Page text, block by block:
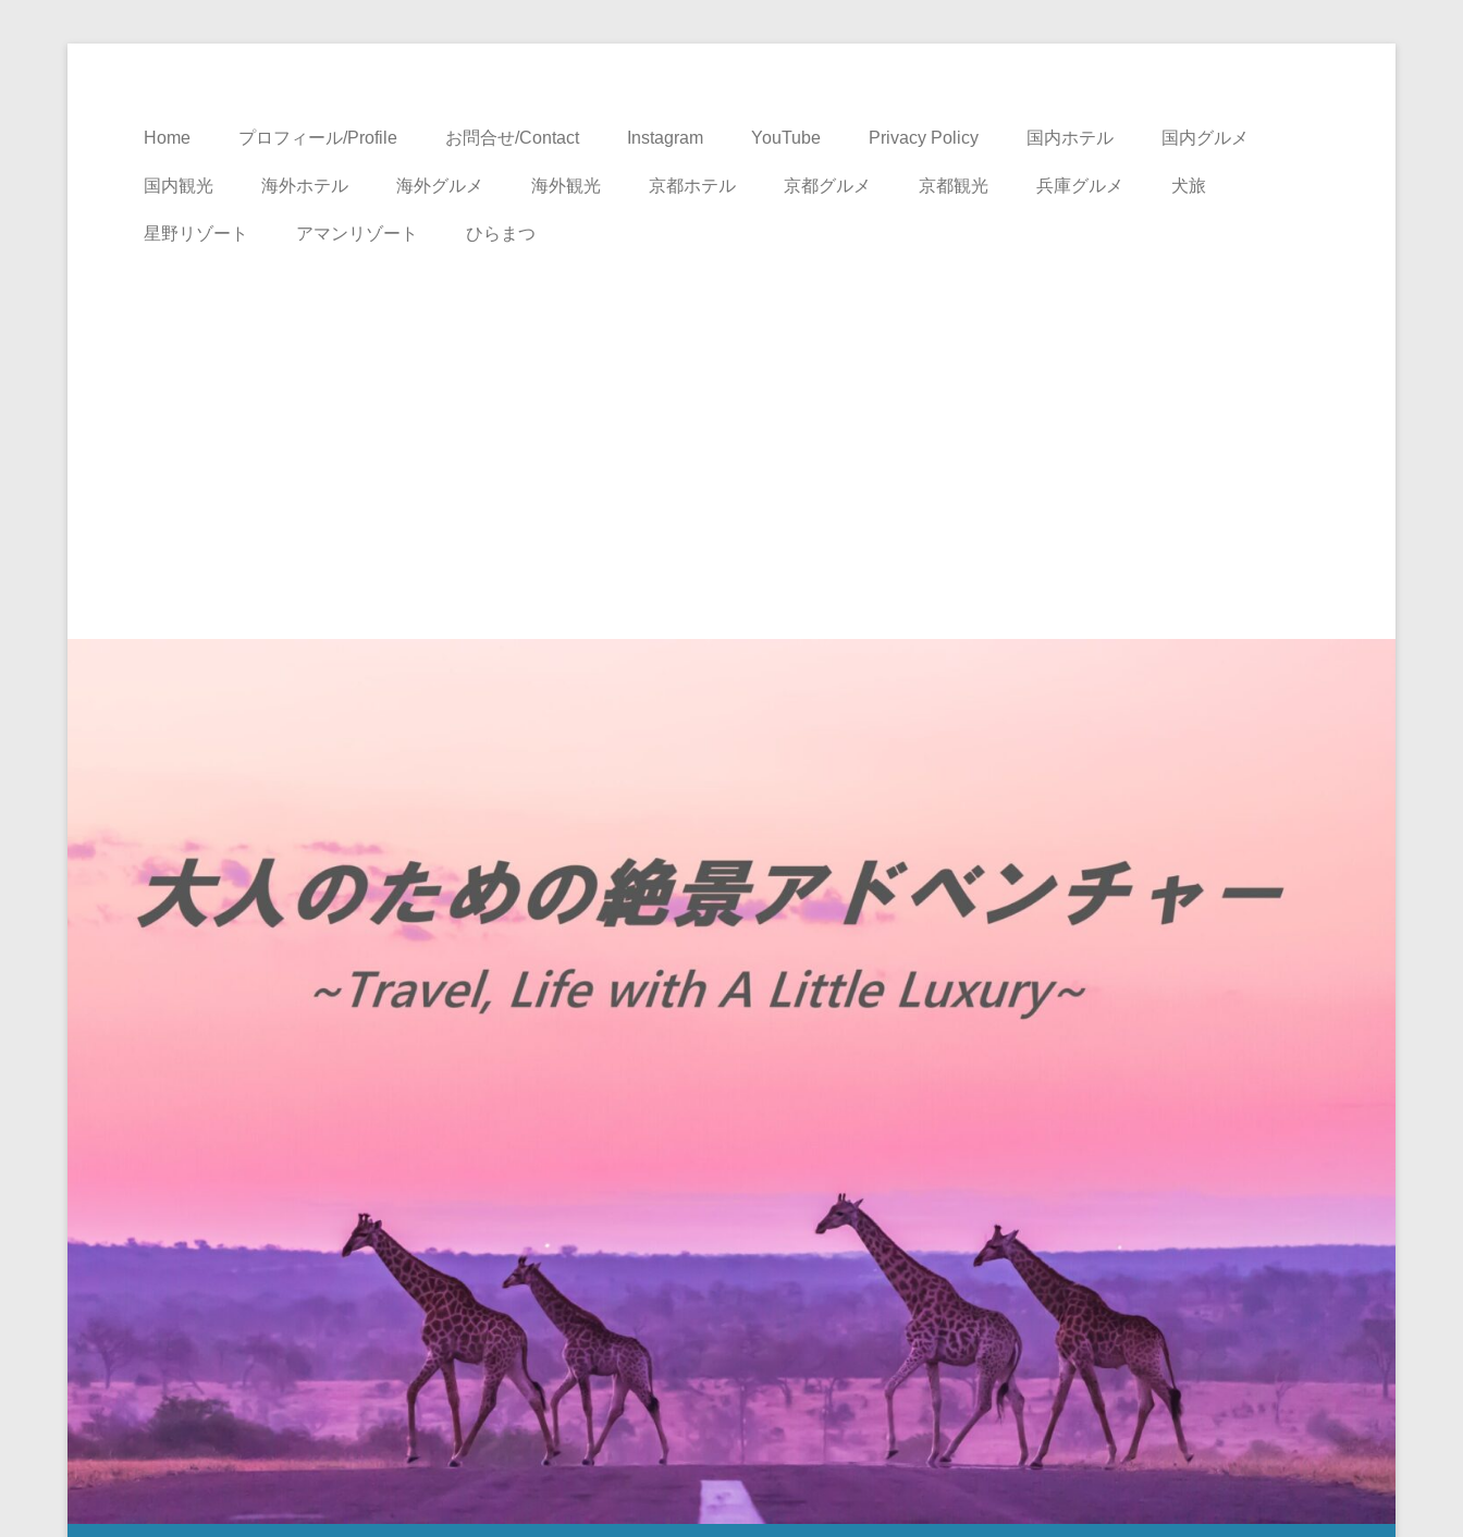
Home プロフィール/Profile お問合せ/Contact Instagram YouTube Privacy Policy 国内ホテル 国内グルメ
国内観光 海外ホテル 海外グルメ 海外観光 京都ホテル 京都グルメ 京都観光 兵庫グルメ 犬旅
星野リゾート アマンリゾート ひらまつ